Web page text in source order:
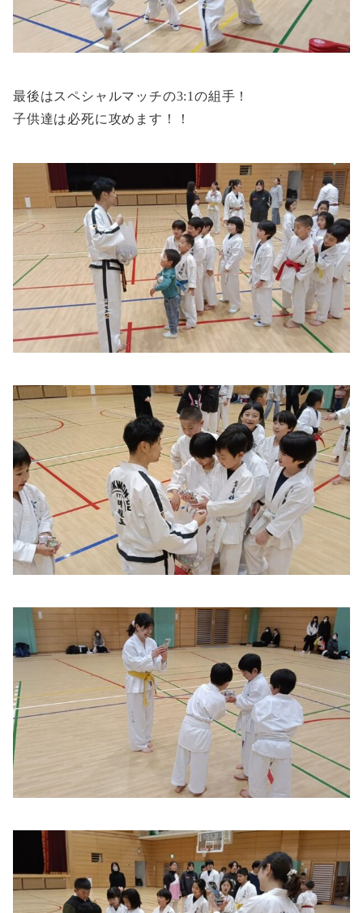
最後はスペシャルマッチの3:1の組手！
子供達は必死に攻めます！！